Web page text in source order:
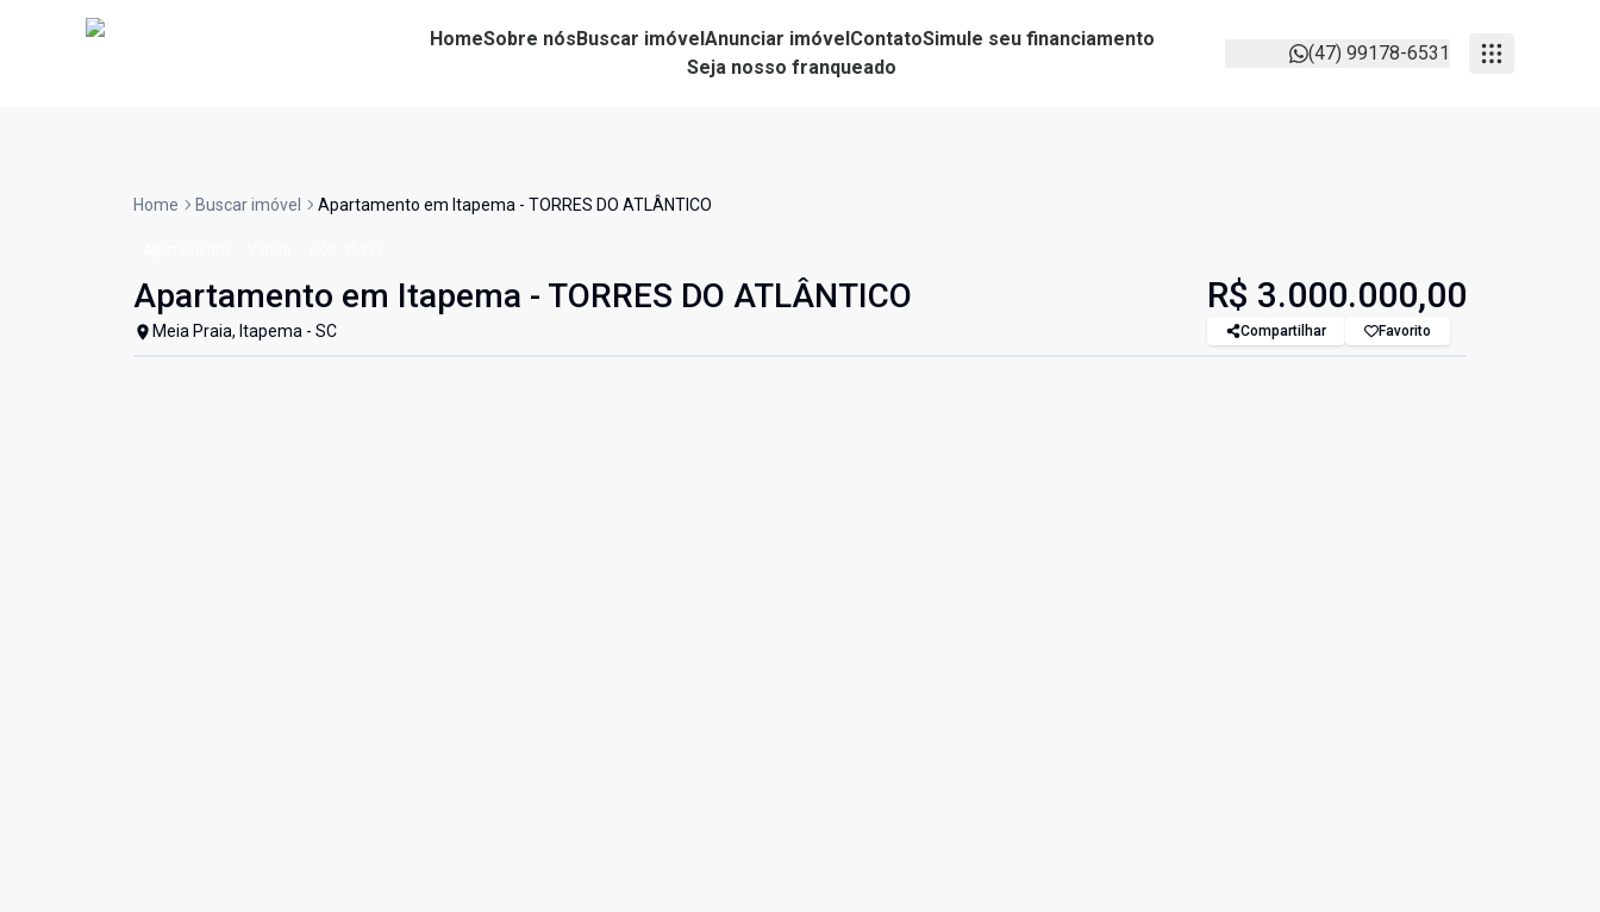
HomeSobre nósBuscar imóvelAnunciar imóvelContatoSimule seu financiamento
Seja nosso franqueado
(47) 99178-6531
Home Buscar imóvel Apartamento em Itapema - TORRES DO ATLÂNTICO
Apartamento em Itapema - TORRES DO ATLÂNTICO
Meia Praia, Itapema - SC
R$ 3.000.000,00
Compartilhar Favorito